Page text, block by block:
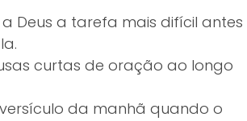
a Deus a tarefa mais difícil antes
curtas de oração ao longo
da manhã quando o